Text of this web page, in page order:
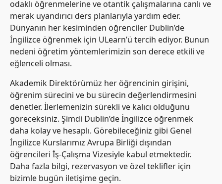
odaklı öğrenmelerine ve otantik çalışmalarına canlı ve
merak uyandırıcı ders planlarıyla yardım eder.
Dünyanın her kesiminden öğrenciler Dublin’de
İngilizce öğrenmek için ULearn’ü tercih ediyor. Bunun
nedeni öğretim yöntemlerimizin son derece etkili ve
eğlenceli olması.
Akademik Direktörümüz her öğrencinin girişini,
öğrenim sürecini ve bu sürecin değerlendirmesini
denetler. İlerlemenizin sürekli ve kalıcı olduğunu
göreceksiniz. Şimdi Dublin’de İngilizce öğrenmek
daha kolay ve hesaplı. Görebileceğiniz gibi Genel
İngilizce Kurslarımız Avrupa Birliği dışından
öğrencileri İş-Çalışma Vizesiyle kabul etmektedir.
Daha fazla bilgi, rezervasyon ve özel teklifler için
bizimle bugün iletişime geçin.